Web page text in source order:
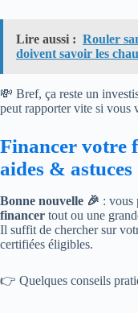
Lire aussi : Rouler
doivent savoir les
💸 Bref, ça reste un
peut rapporter vite si vous
Financer votre
aides & astuces
Bonne nouvelle 🎉 : vous
financer tout ou une
Il suffit de chercher sur
certifiées éligibles.
👉 Quelques conseils